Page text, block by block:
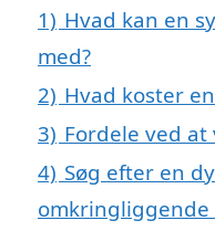
1) Hvad kan en
med?
2) Hvad koster
3) Fordele ved
4) Søg efter en
omkringliggende